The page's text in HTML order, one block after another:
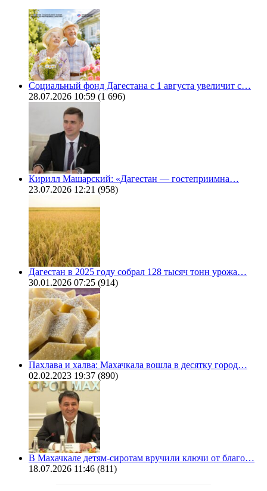
Социальный фонд Дагестана с 1 августа увеличит с…
28.07.2026 10:59 (1 696)
Кирилл Машарский: «Дагестан — гостеприимна…
23.07.2026 12:21 (958)
Дагестан в 2025 году собрал 128 тысяч тонн урожа…
30.01.2026 07:25 (914)
Пахлава и халва: Махачкала вошла в десятку город…
02.02.2023 19:37 (890)
В Махачкале детям-сиротам вручили ключи от благо…
18.07.2026 11:46 (811)